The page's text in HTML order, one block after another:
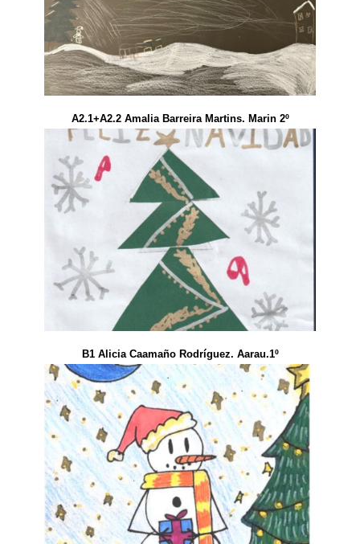
A2.1+A2.2 Amalia Barreira Martins. Marin 2º
B1 Alicia Caamaño Rodríguez. Aarau.1º